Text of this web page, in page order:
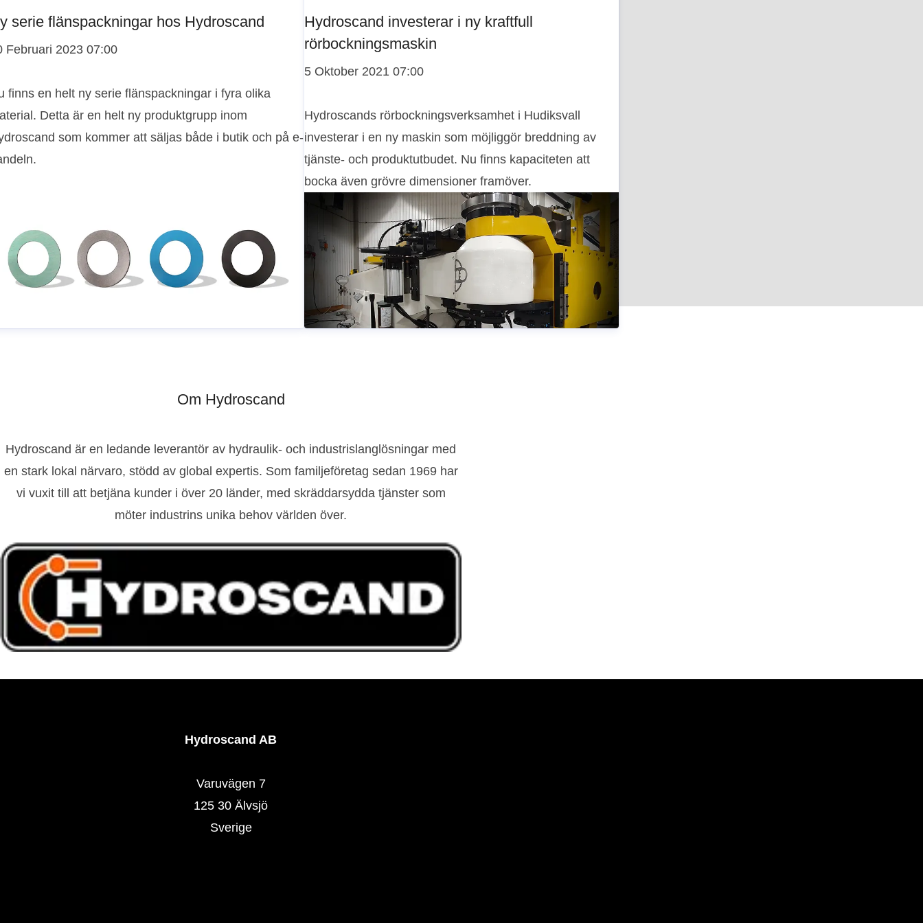
serie flänspackningar hos Hydroscand
Februari 2023 07:00
finns en helt ny serie flänspackningar i fyra olika
Detta är en helt ny produktgrupp inom
som kommer att säljas både i butik och på e-
Hydroscand investerar i ny kraftfull
rörbockningsmaskin
5 Oktober 2021 07:00
Hydroscands rörbockningsverksamhet i Hudiksvall
investerar i en ny maskin som möjliggör breddning av
tjänste- och produktutbudet. Nu finns kapaciteten att
bocka även grövre dimensioner framöver.
Om Hydroscand
Hydroscand är en ledande leverantör av hydraulik- och industrislanglösningar med
en stark lokal närvaro, stödd av global expertis. Som familjeföretag sedan 1969 har
vi vuxit till att betjäna kunder i över 20 länder, med skräddarsydda tjänster som
möter industrins unika behov världen över.
Hydroscand AB
Varuvägen 7
125 30 Älvsjö
Sverige